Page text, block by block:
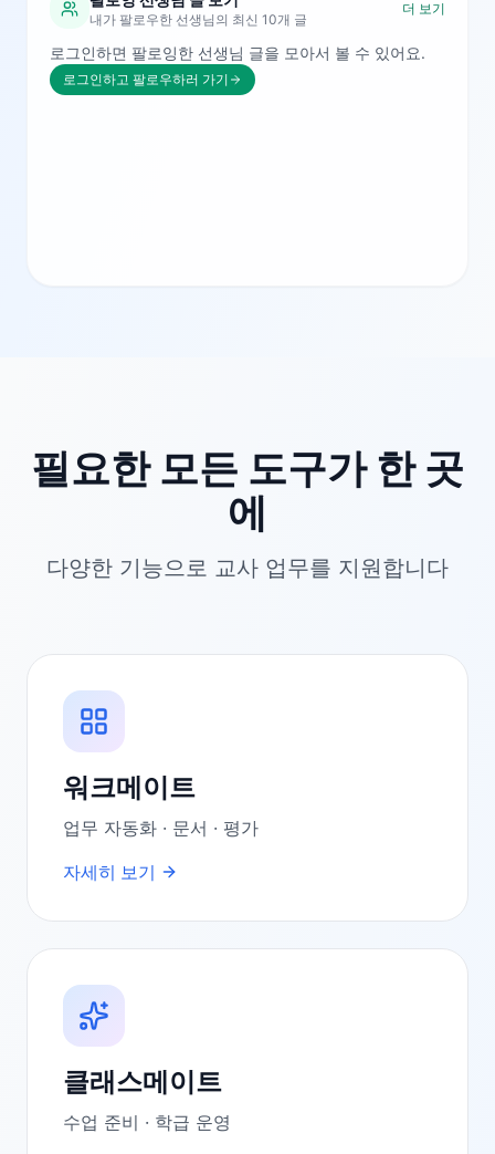
내가 팔로우한 선생님의 최신 10개 글
더 보기
로그인하면 팔로잉한 선생님 글을 모아서 볼 수 있어요.
로그인하고 팔로우하러 가기
필요한 모든 도구가 한 곳
에
다양한 기능으로 교사 업무를 지원합니다
워크메이트
업무 자동화 · 문서 · 평가
자세히 보기
클래스메이트
수업 준비 · 학급 운영